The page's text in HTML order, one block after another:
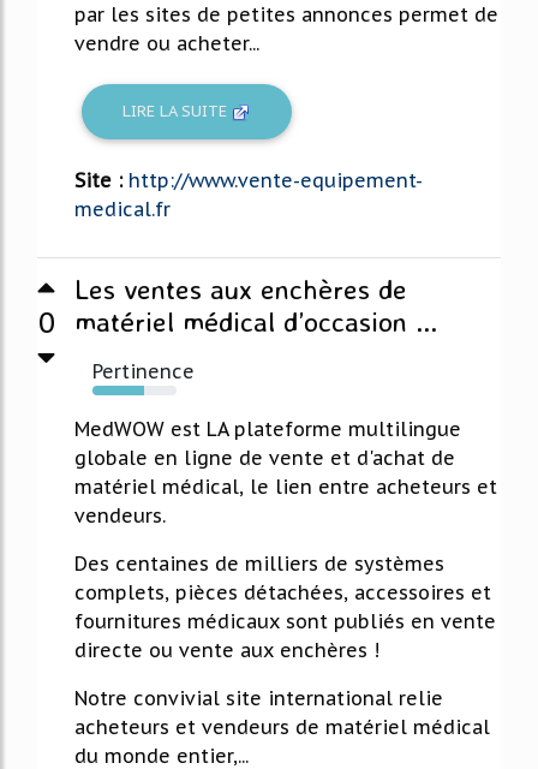
par les sites de petites annonces permet de
vendre ou acheter...
LIRE LA SUITE
Site : http://www.vente-equipement-
medical.fr
0
Les ventes aux enchères de
matériel médical d’occasion ...
Pertinence
61%
MedWOW est LA plateforme multilingue
globale en ligne de vente et d'achat de
matériel médical, le lien entre acheteurs et
vendeurs.
Des centaines de milliers de systèmes
complets, pièces détachées, accessoires et
fournitures médicaux sont publiés en vente
directe ou vente aux enchères !
Notre convivial site international relie
acheteurs et vendeurs de matériel médical
du monde entier,...